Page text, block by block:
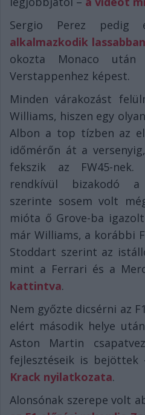
Sergio Perez pedig
alkalmazkodik
okozta Monaco után
Verstappenhez képest.
Minden várakozást
Williams, hiszen egy
Albon a top tízben az
időmérőn át a
fekszik az FW45-
rendkívül bizakodó
szerinte sosem volt
mióta ő Grove-ba
már Williams, a korábbi
Stoddart szerint az
mint a Ferrari és a
kattintva.
Nem győzte dicsérni az
elért második helye
Aston Martin
fejlesztéseik is bejöttek
Krack nyilatkozata.
Alonsónak szerepe volt